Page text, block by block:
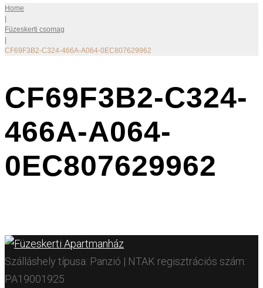
Home
Füzeskerti csomag
CF69F3B2-C324-466A-A064-0EC807629962
CF69F3B2-C324-
466A-A064-
0EC807629962
Szálláshely típusa: Panzió | NTAK regisztrációs szám:
PA19001925